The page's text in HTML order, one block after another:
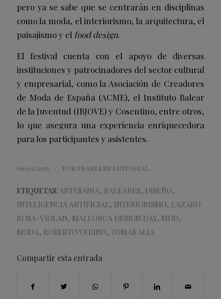
pero ya se sabe que se centrarán en disciplinas
como la moda, el interiorismo, la arquitectura, el
paisajismo y el food design.
El festival cuenta con el apoyo de diversas
instituciones y patrocinadores del sector cultural
y empresarial, como la Asociación de Creadores
de Moda de España (ACME), el Instituto Balear
de la Juventud (IBJOVE) y Cosentino, entre otros,
lo que asegura una experiencia enriquecedora
para los participantes y asistentes.
06/02/2025 POR FEARLESS EDITORIAL
ETIQUETAS: ARTESANIA, BALEARES, DISEÑO,
INTELIGENCIA ARTIFICIAL, INTERIORISMO, LAZARO
ROSA-VIOLAN, MALLORCA DESIGN DAY, MDD,
MODA, ROBERTO VERINO, TOMAS ALIA
Compartir esta entrada